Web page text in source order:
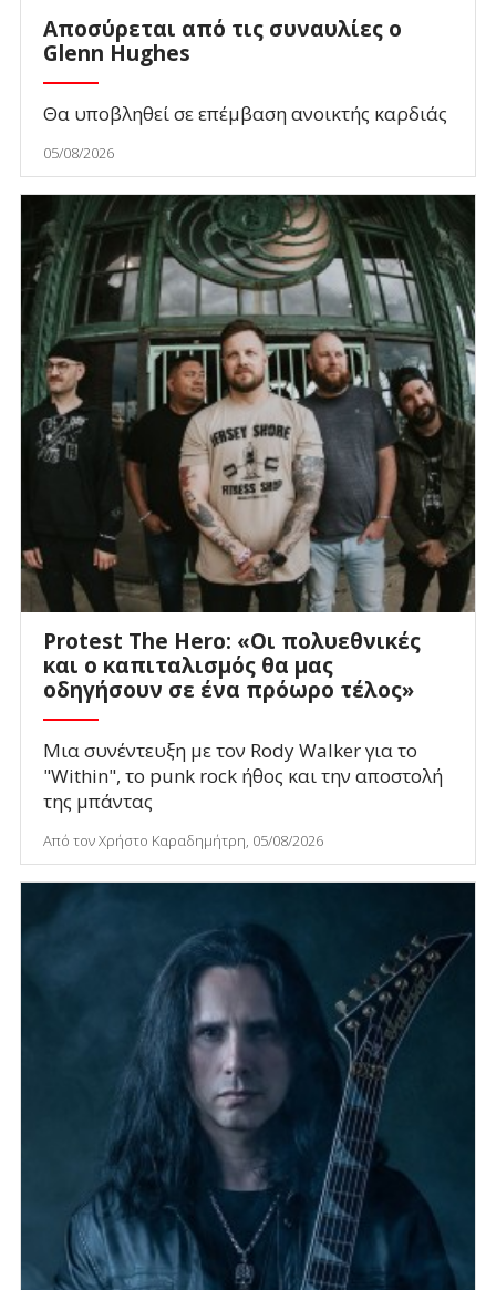
Αποσύρεται από τις συναυλίες ο
Glenn Hughes
Θα υποβληθεί σε επέμβαση ανοικτής καρδιάς
05/08/2026
Protest The Hero: «Οι πολυεθνικές
και ο καπιταλισμός θα μας
οδηγήσουν σε ένα πρόωρο τέλος»
Μια συνέντευξη με τον Rody Walker για το
"Within", το punk rock ήθος και την αποστολή
της μπάντας
Από τον Χρήστο Καραδημήτρη, 05/08/2026